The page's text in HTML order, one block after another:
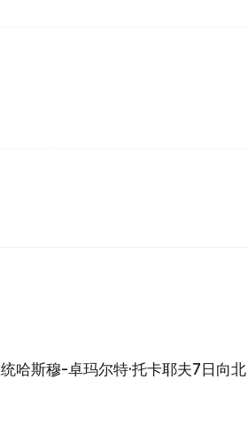
哈斯穆-卓玛尔特·托卡耶夫7日向北